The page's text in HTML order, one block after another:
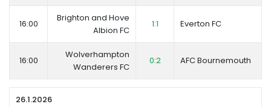
16:00
Brighton and Hove
Albion FC
1:1 Everton FC
16:00
Wolverhampton
Wanderers FC
0:2 AFC Bournemouth
26.1.2026